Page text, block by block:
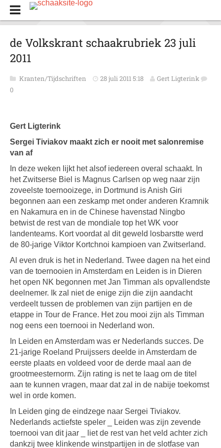
de Volkskrant schaakrubriek 23 juli
2011
Kranten/Tijdschriften 28 juli 2011 5:18
Gert Ligterink
0
Gert Ligterink
Sergei Tiviakov maakt zich er nooit met salonremise
van af
In deze weken lijkt het alsof iedereen overal schaakt. In
het Zwitserse Biel is Magnus Carlsen op weg naar zijn
zoveelste toernooizege, in Dortmund is Anish Giri
begonnen aan een zeskamp met onder anderen Kramnik
en Nakamura en in de Chinese havenstad Ningbo
betwist de rest van de mondiale top het WK voor
landenteams. Kort voordat al dit geweld losbarstte werd
de 80-jarige Viktor Kortchnoi kampioen van Zwitserland.
Al even druk is het in Nederland. Twee dagen na het eind
van de toernooien in Amsterdam en Leiden is in Dieren
het open NK begonnen met Jan Timman als opvallendste
deelnemer. Ik zal niet de enige zijn die zijn aandacht
verdeelt tussen de problemen van zijn partijen en de
etappe in Tour de France. Het zou mooi zijn als Timman
nog eens een toernooi in Nederland won.
In Leiden en Amsterdam was er Nederlands succes. De
21-jarige Roeland Pruijssers deelde in Amsterdam de
eerste plaats en voldeed voor de derde maal aan de
grootmeesternorm. Zijn rating is net te laag om de titel
aan te kunnen vragen, maar dat zal in de nabije toekomst
wel in orde komen.
In Leiden ging de eindzege naar Sergei Tiviakov.
Nederlands actiefste speler _ Leiden was zijn zevende
toernooi van dit jaar _ liet de rest van het veld achter zich
dankzij twee klinkende winstpartijen in de slotfase van